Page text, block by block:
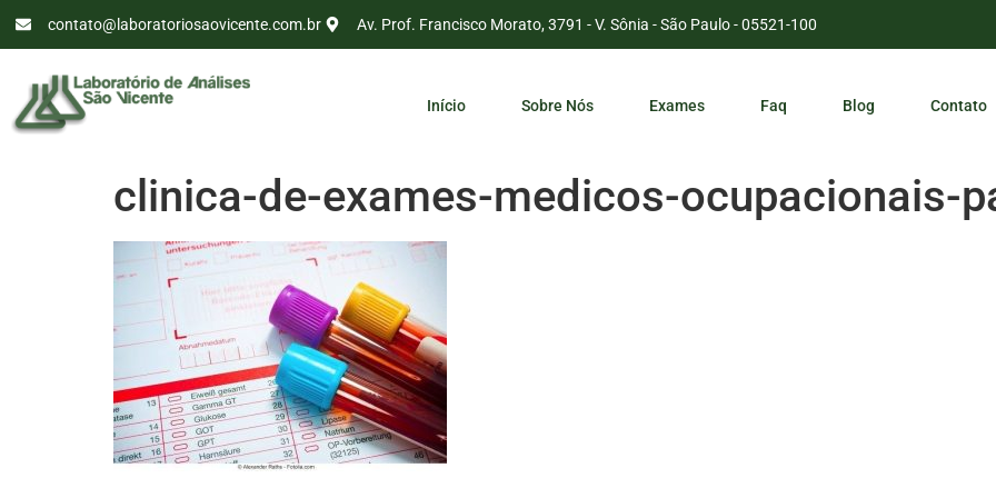
contato@laboratoriosaovicente.com.br Av. Prof. Francisco Morato, 3791 - V. Sônia - São Paulo - 05521-100
Início Sobre Nós Exames Faq Blog Contato
clinica-de-exames-medicos-ocupacionais-